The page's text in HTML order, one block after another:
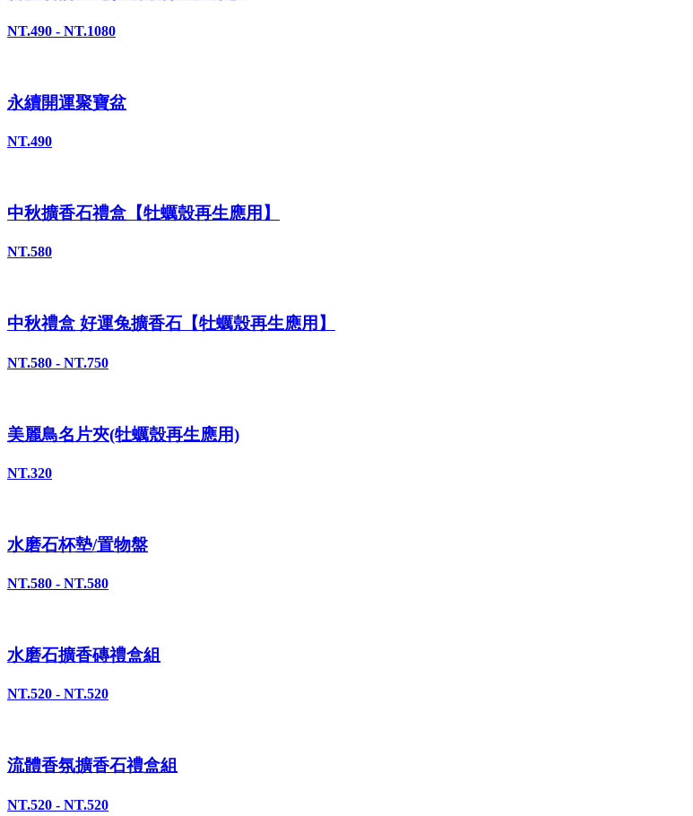
NT.490 - NT.1080
永續開運聚寶盆
NT.490
中秋擴香石禮盒【牡蠣殼再生應用】
NT.580
中秋禮盒 好運兔擴香石【牡蠣殼再生應用】
NT.580 - NT.750
美麗鳥名片夾(牡蠣殼再生應用)
NT.320
水磨石杯墊/置物盤
NT.580 - NT.580
水磨石擴香磚禮盒組
NT.520 - NT.520
流體香氛擴香石禮盒組
NT.520 - NT.520